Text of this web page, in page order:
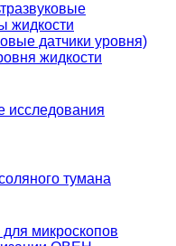
жидкости
датчики уровня)
жидкости
исследования
тумана
микроскопов